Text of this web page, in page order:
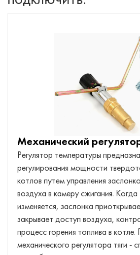
Механический
Регулятор температуры
регулирования мощности
котлов путем управления
воздуха в камеру сжигания.
изменяется, заслонка
закрывает доступ воздуха,
процесс горения топлива в
механического регулятора тяги -